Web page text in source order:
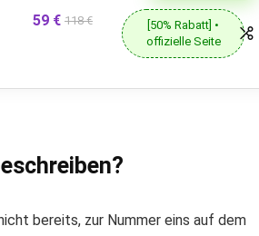
59 € 118 €
[50% Rabatt] •
offizielle Seite
bereits, zur Nummer eins auf dem